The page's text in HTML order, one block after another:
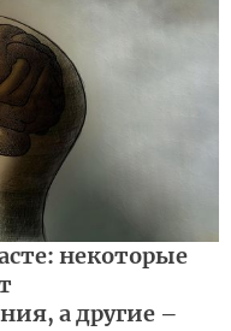
некоторые
а другие –